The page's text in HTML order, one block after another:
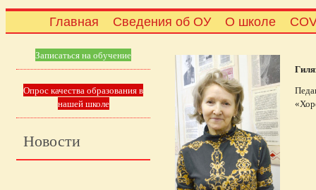
Главная Сведения об ОУ О школе
Записаться на обучение
Опрос качества образования в
нашей школе
Новости